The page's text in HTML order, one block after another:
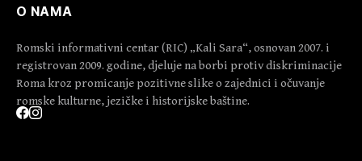
O NAMA
Romski informativni centar (RIC) „Kali Sara“, osnovan 2007. i
registrovan 2009. godine, djeluje na borbi protiv diskriminacije
Roma kroz promicanje pozitivne slike o zajednici i očuvanje
romske kulturne, jezičke i historijske baštine.